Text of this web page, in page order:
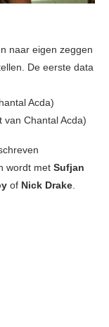
naar eigen zeggen
De eerste data
Acda)
Chantal Acda)
wordt met Sufjan
of Nick Drake